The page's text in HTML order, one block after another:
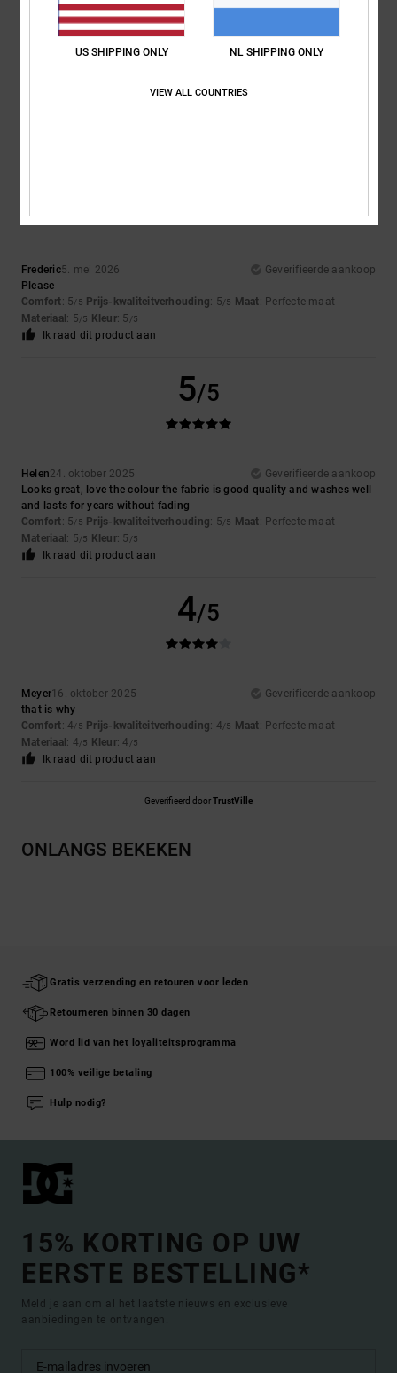
Te klein Te groot
4.7
Frederic5. mei 2026
Geverifieerde aankoop
Please
Comfort: 5/5 Prijs-kwaliteitverhouding: 5/5 Maat: Perfecte maat
Materiaal : 5/5 Kleur: 5 /5
Ik raad dit product aan
5/5
Helen24. oktober 2025
Geverifieerde aankoop
Looks great, love the colour the fabric is good quality and washes well
and lasts for years without fading
Comfort: 5/5 Prijs-kwaliteitverhouding: 5/5 Maat: Perfecte maat
Materiaal : 5/5 Kleur: 5 /5
Ik raad dit product aan
4/5
Meyer16. oktober 2025
Geverifieerde aankoop
that is why
Comfort: 4/5 Prijs-kwaliteitverhouding: 4/5 Maat: Perfecte maat
Materiaal : 4/5 Kleur: 4 /5
Ik raad dit product aan
Geverifieerd doorTrustVille
ONLANGS BEKEKEN
Gratis verzending en retouren voor leden
Retourneren binnen 30 dagen
Word lid van het loyaliteitsprogramma
100% veilige betaling
Hulp nodig?
15% KORTING OP UW
EERSTE BESTELLING*
Meld je aan om al het laatste nieuws en exclusieve
aanbiedingen te ontvangen.
US SHIPPING ONLY NL SHIPPING ONLY
VIEW ALL COUNTRIES